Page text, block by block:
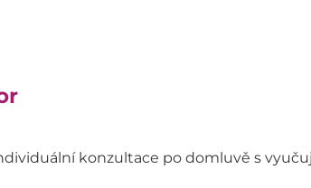
konzultace po domluvě s